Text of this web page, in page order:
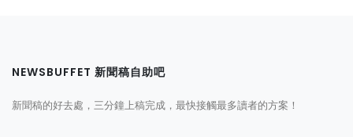
NEWSBUFFET 新聞稿自助吧
新聞稿的好去處，三分鐘上稿完成，最快接觸最多讀者的方案！